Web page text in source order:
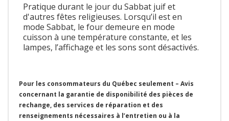
Pratique durant le jour du Sabbat juif et
d'autres fêtes religieuses. Lorsqu’il est en
mode Sabbat, le four demeure en mode
cuisson à une température constante, et les
lampes, l’affichage et les sons sont désactivés.
Pour les consommateurs du Québec seulement – Avis
concernant la garantie de disponibilité des pièces de
rechange, des services de réparation et des
renseignements nécessaires à l’entretien ou à la